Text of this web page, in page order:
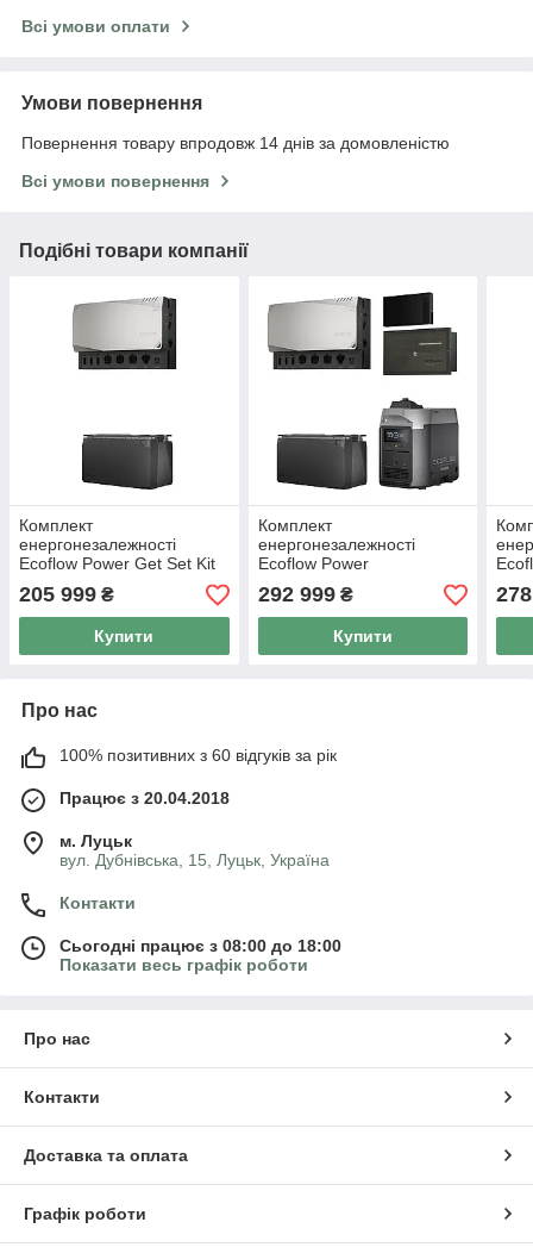
Всі умови оплати
Умови повернення
Повернення товару впродовж 14 днів за домовленістю
Всі умови повернення
Подібні товари компанії
Комплект
енергонезалежності
Ecoflow Power Get Set Kit
5 kWh
205 999 ₴
Купити
Комплект
енергонезалежності
Ecoflow Power
Independence Kit 5 kWh
292 999₴
Купити
Про нас
100% позитивних з 60 відгуків за рік
Працює з 20.04.2018
м. Луцьк
вул. Дубнівська, 15, Луцьк, Україна
Контакти
Сьогодні працює з 08:00 до 18:00
Показати весь графік роботи
Про нас
Контакти
Доставка та оплата
Графік роботи